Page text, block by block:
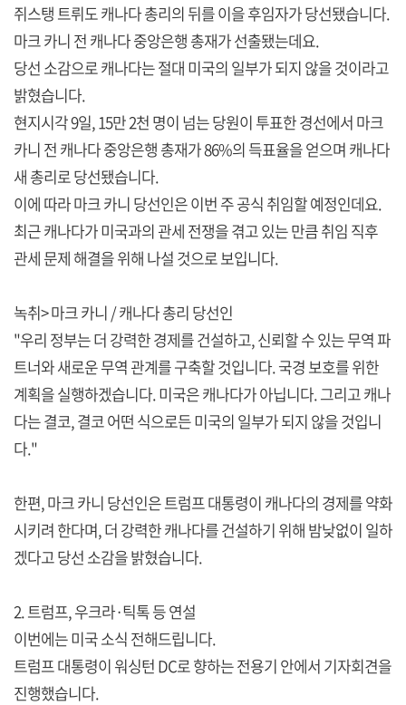
쥐스탱 트뤼도 캐나다 총리의 뒤를 이을 후임자가 당선됐습니다.
마크 카니 전 캐나다 중앙은행 총재가 선출됐는데요.
당선 소감으로 캐나다는 절대 미국의 일부가 되지 않을 것이라고
밝혔습니다.
현지시각 9일, 15만 2천 명이 넘는 당원이 투표한 경선에서 마크
카니 전 캐나다 중앙은행 총재가 86%의 득표율을 얻으며 캐나다
새 총리로 당선됐습니다.
이에 따라 마크 카니 당선인은 이번 주 공식 취임할 예정인데요.
최근 캐나다가 미국과의 관세 전쟁을 겪고 있는 만큼 취임 직후
관세 문제 해결을 위해 나설 것으로 보입니다.
녹취> 마크 카니 / 캐나다 총리 당선인
"우리 정부는 더 강력한 경제를 건설하고, 신뢰할 수 있는 무역 파
트너와 새로운 무역 관계를 구축할 것입니다. 국경 보호를 위한
계획을 실행하겠습니다. 미국은 캐나다가 아닙니다. 그리고 캐나
다는 결코, 결코 어떤 식으로든 미국의 일부가 되지 않을 것입니
다."
한편, 마크 카니 당선인은 트럼프 대통령이 캐나다의 경제를 약화
시키려 한다며, 더 강력한 캐나다를 건설하기 위해 밤낮없이 일하
겠다고 당선 소감을 밝혔습니다.
2. 트럼프, 우크라·틱톡 등 연설
이번에는 미국 소식 전해드립니다.
트럼프 대통령이 워싱턴 DC로 향하는 전용기 안에서 기자회견을
진행했습니다.